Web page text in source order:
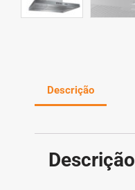
Descrição
Descrição